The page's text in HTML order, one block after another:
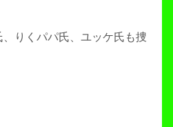
りくパパ氏、ユッケ氏も捜